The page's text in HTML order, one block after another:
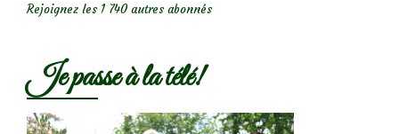
Rejoignez les 1 740 autres abonnés
Je passe à la télé!